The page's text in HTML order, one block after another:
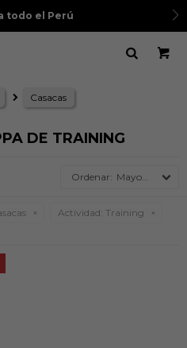
todo el Perú
Casacas
DE TRAINING
Mayor precio
Actividad: Training